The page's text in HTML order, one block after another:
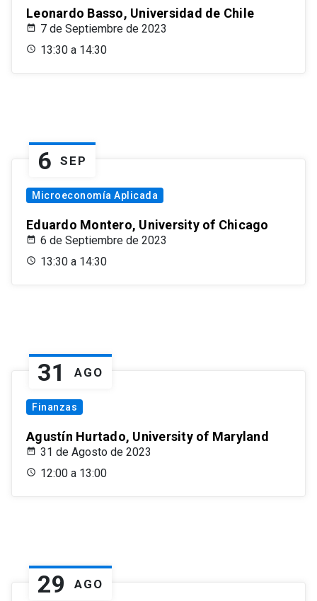
Leonardo Basso, Universidad de Chile
7 de Septiembre de 2023
13:30 a 14:30
6 SEP
Microeconomía Aplicada
Eduardo Montero, University of Chicago
6 de Septiembre de 2023
13:30 a 14:30
31 AGO
Finanzas
Agustín Hurtado, University of Maryland
31 de Agosto de 2023
12:00 a 13:00
29 AGO